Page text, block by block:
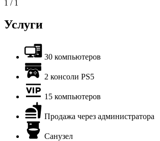
1 / 1
Услуги
30 компьютеров
2 консоли PS5
15 компьютеров
Продажа через администратора
Санузел